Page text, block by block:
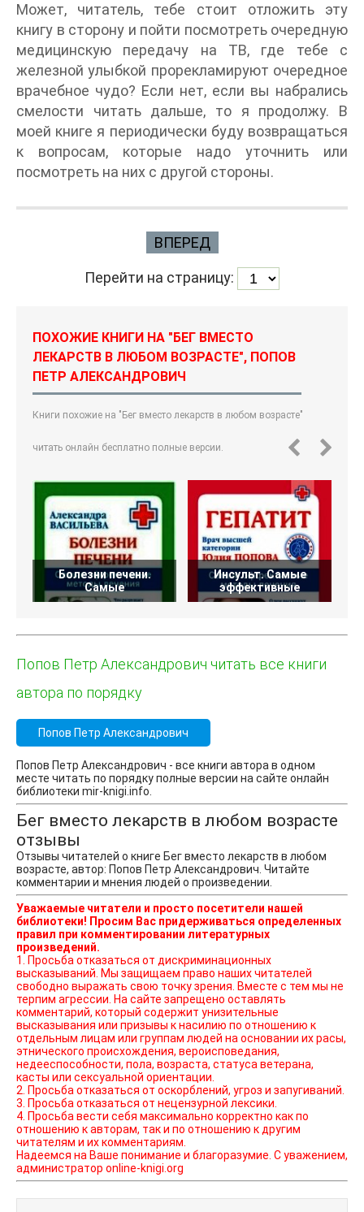
Может, читатель, тебе стоит отложить эту
книгу в сторону и пойти посмотреть очередную
медицинскую передачу на ТВ, где тебе с
железной улыбкой прорекламируют очередное
врачебное чудо? Если нет, если вы набрались
смелости читать дальше, то я продолжу. В
моей книге я периодически буду возвращаться
к вопросам, которые надо уточнить или
посмотреть на них с другой стороны.
ВПЕРЕД
Перейти на страницу:
ПОХОЖИЕ КНИГИ НА "БЕГ ВМЕСТО
ЛЕКАРСТВ В ЛЮБОМ ВОЗРАСТЕ", ПОПОВ
ПЕТР АЛЕКСАНДРОВИЧ
Книги похожие на "Бег вместо лекарств в любом возрасте"
читать онлайн бесплатно полные версии.
Болезни печени.
Самые
Инсульт. Самые
эффективные
Попов Петр Александрович читать все книги
автора по порядку
Попов Петр Александрович
Попов Петр Александрович - все книги автора в одном
месте читать по порядку полные версии на сайте онлайн
библиотеки mir-knigi.info.
Бег вместо лекарств в любом возрасте
отзывы
Отзывы читателей о книге Бег вместо лекарств в любом
возрасте, автор: Попов Петр Александрович. Читайте
комментарии и мнения людей о произведении.
Уважаемые читатели и просто посетители нашей
библиотеки! Просим Вас придерживаться определенных
правил при комментировании литературных
произведений.
1. Просьба отказаться от дискриминационных
высказываний. Мы защищаем право наших читателей
свободно выражать свою точку зрения. Вместе с тем мы не
терпим агрессии. На сайте запрещено оставлять
комментарий, который содержит унизительные
высказывания или призывы к насилию по отношению к
отдельным лицам или группам людей на основании их расы,
этнического происхождения, вероисповедания,
недееспособности, пола, возраста, статуса ветерана,
касты или сексуальной ориентации.
2. Просьба отказаться от оскорблений, угроз и запугиваний.
3. Просьба отказаться от нецензурной лексики.
4. Просьба вести себя максимально корректно как по
отношению к авторам, так и по отношению к другим
читателям и их комментариям.
Надеемся на Ваше понимание и благоразумие. С уважением,
администратор online-knigi.org